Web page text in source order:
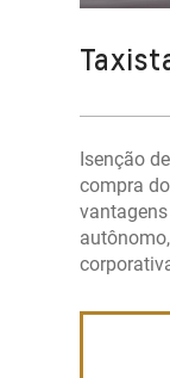
Isenção
compra